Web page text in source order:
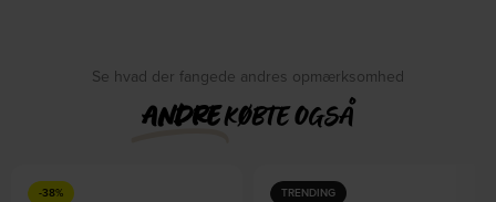
Se hvad der fangede andres opmærksomhed
ANDREKØBTE OGSÅ
-38% TRENDING